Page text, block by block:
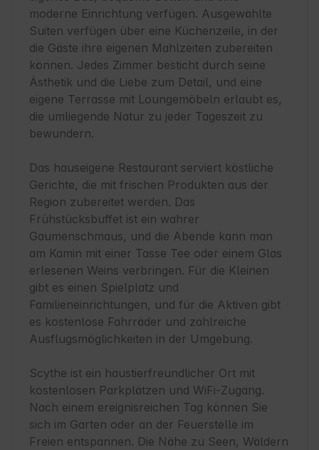
moderne Einrichtung verfügen. Ausgewählte
Suiten verfügen über eine Küchenzeile, in der
die Gäste ihre eigenen Mahlzeiten zubereiten
können. Jedes Zimmer besticht durch seine
Ästhetik und die Liebe zum Detail, und eine
eigene Terrasse mit Loungemöbeln erlaubt es,
die umliegende Natur zu jeder Tageszeit zu
bewundern.
Das hauseigene Restaurant serviert köstliche
Gerichte, die mit frischen Produkten aus der
Region zubereitet werden. Das
Frühstücksbuffet ist ein wahrer
Gaumenschmaus, und die Abende kann man
am Kamin mit einer Tasse Tee oder einem Glas
erlesenen Weins verbringen. Für die Kleinen
gibt es einen Spielplatz und
Familieneinrichtungen, und für die Aktiven gibt
es kostenlose Fahrräder und zahlreiche
Ausflugsmöglichkeiten in der Umgebung.
Scythe ist ein haustierfreundlicher Ort mit
kostenlosen Parkplätzen und WiFi-Zugang.
Nach einem ereignisreichen Tag können Sie
sich im Garten oder an der Feuerstelle im
Freien entspannen. Die Nähe zu Seen, Wäldern